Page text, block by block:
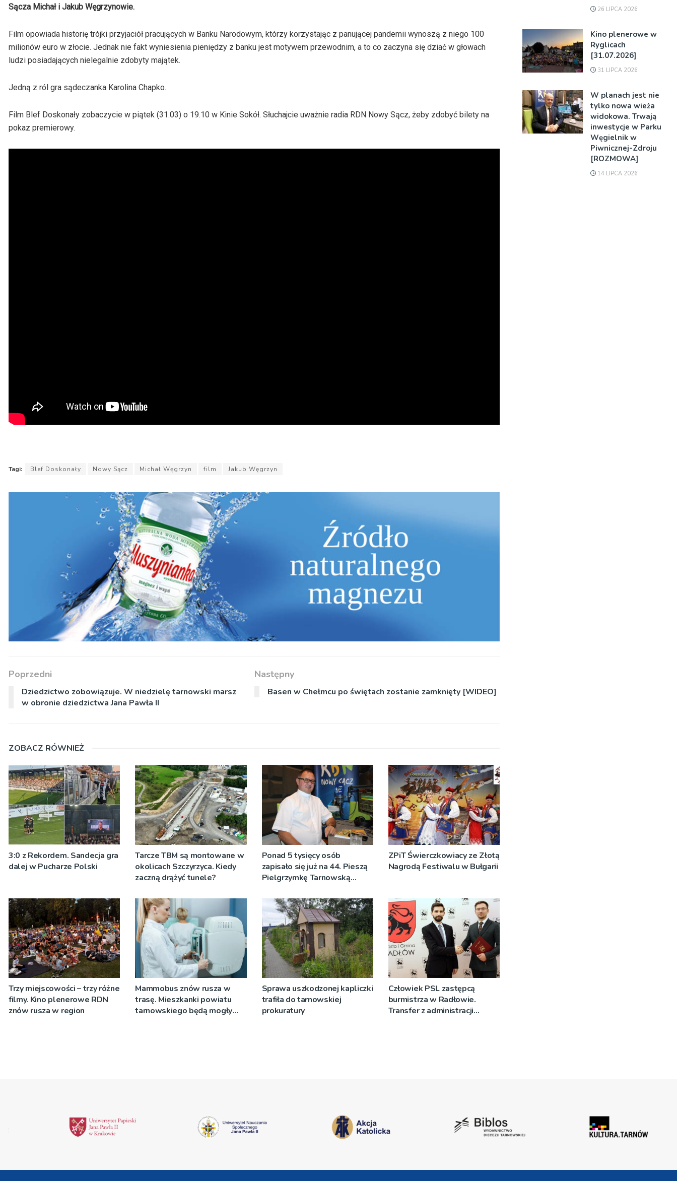
Sącza Michał i Jakub Węgrzynowie.
Film opowiada historię trójki przyjaciół pracujących w Banku Narodowym, którzy korzystając z panującej pandemii wynoszą z niego 100
milionów euro w złocie. Jednak nie fakt wyniesienia pieniędzy z banku jest motywem przewodnim, a to co zaczyna się dziać w głowach
ludzi posiadających nielegalnie zdobyty majątek.
Jedną z ról gra sądeczanka Karolina Chapko.
Film Blef Doskonały zobaczycie w piątek (31.03) o 19.10 w Kinie Sokół. Słuchajcie uważnie radia RDN Nowy Sącz, żeby zdobyć bilety na
pokaz premierowy.
Tagi: Blef Doskonały Nowy Sącz Michał Węgrzyn film Jakub Węgrzyn
Poprzedni
Dziedzictwo zobowiązuje. W niedzielę tarnowski marsz
w obronie dziedzictwa Jana Pawła II
Następny
Basen w Chełmcu po świętach zostanie zamknięty [WIDEO]
ZOBACZ RÓWNIEŻ
3:0 z Rekordem. Sandecja gra
dalej w Pucharze Polski
Tarcze TBM są montowane w
okolicach Szczyrzyca. Kiedy
zaczną drążyć tunele?
Ponad 5 tysięcy osób
zapisało się już na 44. Pieszą
Pielgrzymkę Tarnowską
ZPiT Świerczkowiacy ze Złotą
Nagrodą Festiwalu w Bułgarii
Trzy miejscowości – trzy różne
filmy. Kino plenerowe RDN
znów rusza w region
Mammobus znów rusza w
trasę. Mieszkanki powiatu
tarnowskiego będą mogły
Sprawa uszkodzonej kapliczki
trafiła do tarnowskiej
prokuratury
Człowiek PSL zastępcą
burmistrza w Radłowie.
Transfer z administracji
26 LIPCA 2026
Kino plenerowe w
Ryglicach
[31.07.2026]
31 LIPCA 2026
W planach jest nie
tylko nowa wieża
widokowa. Trwają
inwestycje w Parku
Węgielnik w
Piwnicznej-Zdroju
[ROZMOWA]
14 LIPCA 2026